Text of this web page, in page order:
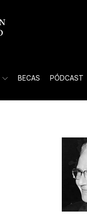
BECAS PÓDCAST